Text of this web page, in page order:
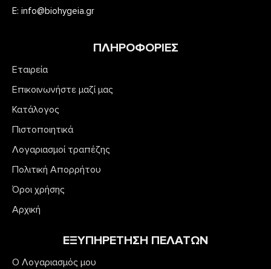
E: info@biohygeia.gr
ΠΛΗΡΟΦΟΡΙΕΣ
Εταιρεία
Επικοινωνήστε μαζί μας
Κατάλογος
Πιστοποιητικά
Λογαριασμοί τραπέζης
Πολιτική Απορρήτου
Όροι χρήσης
Αρχική
ΕΞΥΠΗΡΕΤΗΣΗ ΠΕΛΑΤΩΝ
Ο Λογαριασμός μου